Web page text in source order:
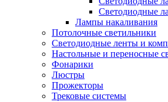
Светодиодные
Лампы накаливания
Потолочные светильники
Светодиодные ленты и
Настольные и переносные
Фонарики
Люстры
Прожекторы
Трековые системы